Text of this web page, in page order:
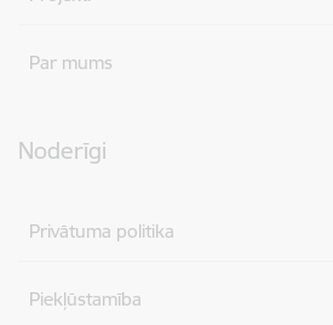
Par mums
Noderīgi
Privātuma politika
Piekļūstamība